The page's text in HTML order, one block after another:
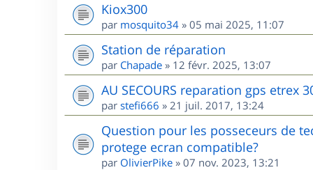
Kiox300
par mosquito34 » 05 mai 2025, 11:07
Station de réparation
par Chapade » 12 févr. 2025, 13:07
AU SECOURS reparation gps etrex
par stefi666 » 21 juil. 2017, 13:24
Question pour les posseceurs de
protege ecran compatible?
par OlivierPike » 07 nov. 2023, 13:21